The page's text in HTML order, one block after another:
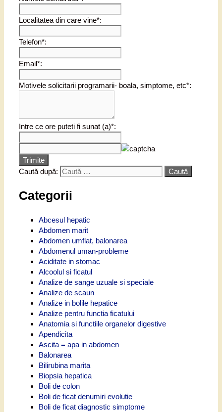
Localitatea din care vine*:
Telefon*:
Email*:
Motivele solicitarii programarii- boala, simptome, etc*:
Intre ce ore puteti fi sunat (a)*:
Trimite
Caută după:
Categorii
Abcesul hepatic
Abdomen marit
Abdomen umflat, balonarea
Abdomenul uman-probleme
Aciditate in stomac
Alcoolul si ficatul
Analize de sange uzuale si speciale
Analize de scaun
Analize in bolile hepatice
Analize pentru functia ficatului
Anatomia si functiile organelor digestive
Apendicita
Ascita = apa in abdomen
Balonarea
Bilirubina marita
Biopsia hepatica
Boli de colon
Boli de ficat denumiri evolutie
Boli de ficat diagnostic simptome